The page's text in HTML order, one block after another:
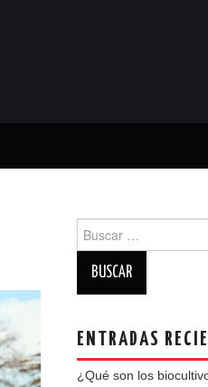
ENTRADAS
¿Qué son los